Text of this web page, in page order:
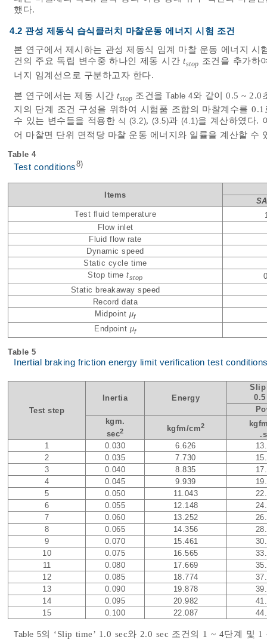
했다.
4.2 관성 제동식 습식클러치 마찰운동 에너지 시험 조건
본 연구에서 제시하는 관성 제동식 임계 마찰 운동 에너지
건의 주요 독립 변수중 하나인 제동 시간tstop 조건을 추가하
너지 임계선으로 구분하고자 한다.
본 연구에서는 제동 시간tstop 조건을Table 4와 같이 0.5 ~ 2.0
지의 단계 조건 구성을 위하여 시험품 조합의 마찰계수를
수 있는 변수들을 적용한 식 (3.2), (3.5)과 (4.1)을 계산하였다.
어 마찰면 단위 면적당 마찰 운동 에너지와 일률을 계산할 수
Table 4
Test conditions8)
Items
Test fluid temperature
Flow inlet
Fluid flow rate
Dynamic speed
Static cycle time
Stop timetstop
Static breakaway speed
Record data
Midpoint μf
Endpoint μf
Table 5
Inertial braking friction energy limit verification test
Test step
Inertia Energy
kgm.
sec2 kgfm/cm2
1
0.030 6.626
2
0.035 7.730
3
0.040 8.835
4
0.045 9.939
5
0.050 11.043
6
0.055 12.148
7
0.060 13.252
8
0.065 14.356
9
0.070 15.461
10
0.075 16.565
11
0.080 17.669
12
0.085 18.774
13
0.090 19.878
14
0.095 20.982
15
0.100 22.087
Table 5의 ‘Slip time’ 1.0 sec와 2.0 sec 조건의 1 ~ 4단계 및